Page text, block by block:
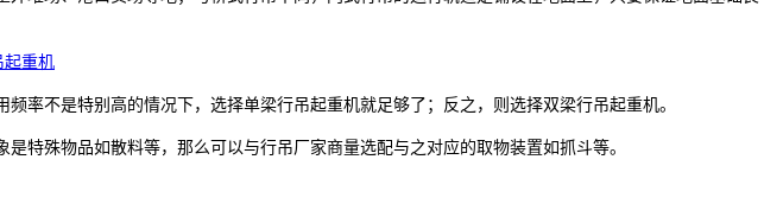
率不是特别高的情况下，选择单梁行吊起重机就足够了；反之，则选择双梁行吊起重机。
特殊物品如散料等，那么可以与行吊厂家商量选配与之对应的取物装置如抓斗等。